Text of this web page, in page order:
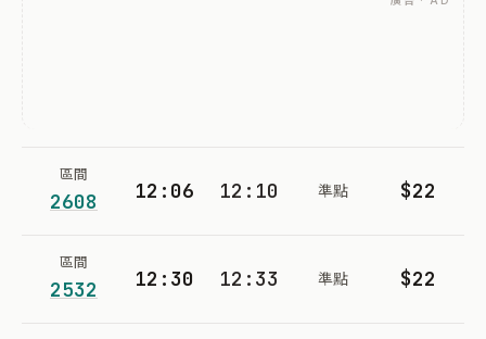
區間
2608 12:06 12:10 準點 $22
區間
2532 12:30 12:33 準點 $22